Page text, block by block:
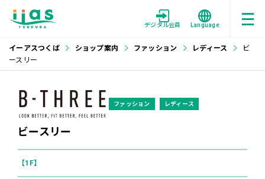
デジタル会員 Language
イーアスつくば ショップ案内 ファッション レディース
ビ
ースリー
ファッション レディース
ビースリー
【1F】